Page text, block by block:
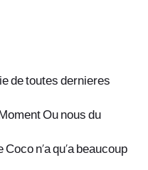
de toutes dernieres
Ou nous du
n’a qu’a beaucoup